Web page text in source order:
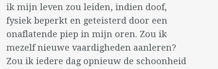
ik mijn leven zou leiden, indien doof,
fysiek beperkt en geteisterd door een
onaflatende piep in mijn oren. Zou ik
mezelf nieuwe vaardigheden aanleren?
Zou ik iedere dag opnieuw de schoonheid